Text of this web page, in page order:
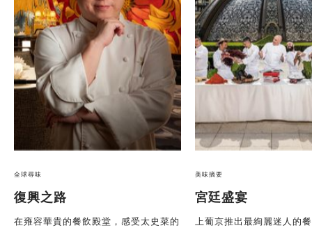
全球尋味
復興之路
在雍容華貴的餐飲殿堂，感受太史菜的
美味摘要
宮廷盛宴
上葡京推出最絢麗迷人的